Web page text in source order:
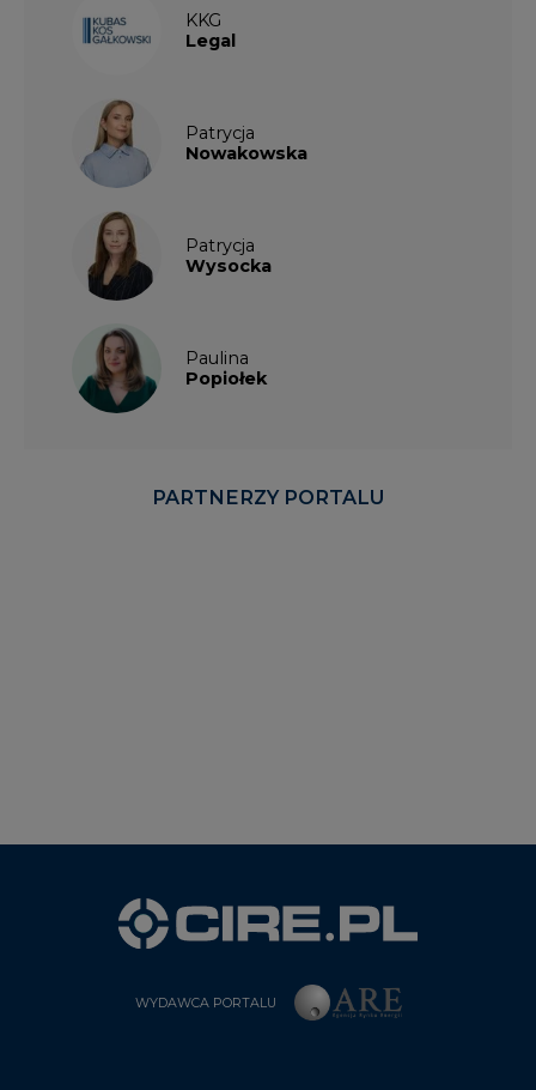
KKG
Legal
Patrycja
Nowakowska
Patrycja
Wysocka
Paulina
Popiołek
PARTNERZY PORTALU
WYDAWCA PORTALU